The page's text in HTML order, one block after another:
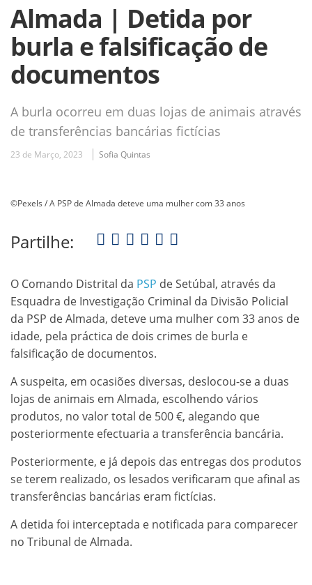
Almada | Detida por
burla e falsificação de
documentos
A burla ocorreu em duas lojas de animais através
de transferências bancárias fictícias
23 de Março, 2023 Sofia Quintas
©Pexels / A PSP de Almada deteve uma mulher com 33 anos
Partilhe:
O Comando Distrital da PSP de Setúbal, através da
Esquadra de Investigação Criminal da Divisão Policial
da PSP de Almada, deteve uma mulher com 33 anos de
idade, pela práctica de dois crimes de burla e
falsificação de documentos.
A suspeita, em ocasiões diversas, deslocou-se a duas
lojas de animais em Almada, escolhendo vários
produtos, no valor total de 500 €, alegando que
posteriormente efectuaria a transferência bancária.
Posteriormente, e já depois das entregas dos produtos
se terem realizado, os lesados verificaram que afinal as
transferências bancárias eram fictícias.
A detida foi interceptada e notificada para comparecer
no Tribunal de Almada.